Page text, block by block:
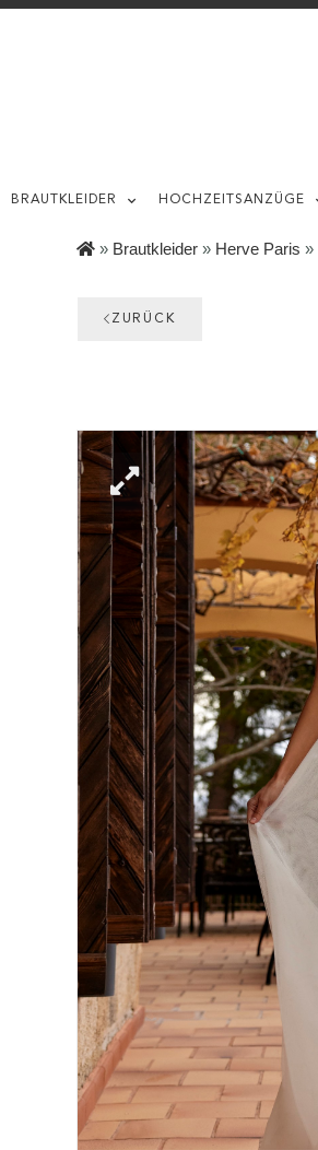
BRAUTKLEIDER HOCHZEITSANZÜGE
» Brautkleider » Herve Paris »
ZURÜCK